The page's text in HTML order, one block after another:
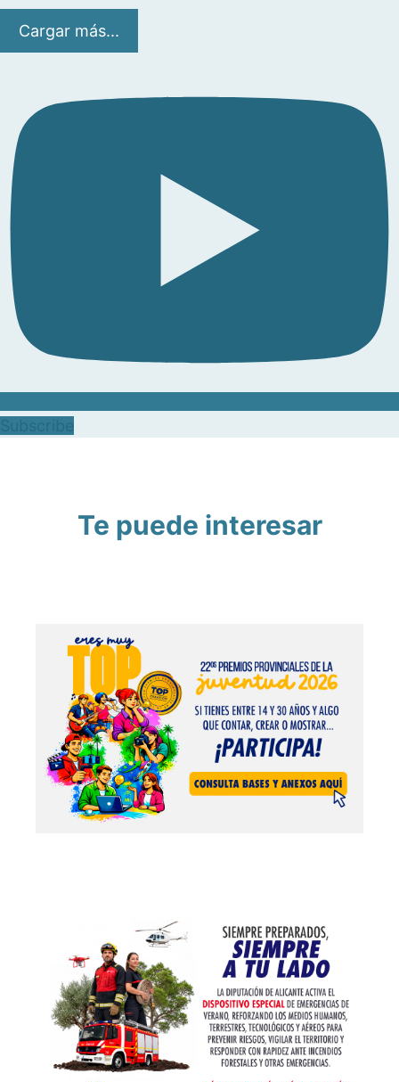
Cargar más...
Te puede interesar